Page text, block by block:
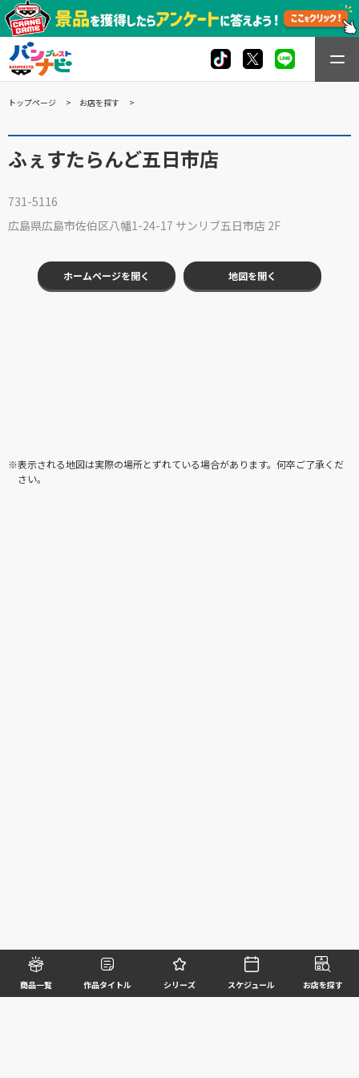
商品一覧 作品タイトル シリーズ スケジュール お店を探す
トップページ お店を探す
ふぇすたらんど五日市店
731-5116
広島県広島市佐伯区八幡1-24-17 サンリブ五日市店 2F
ホームページを開く 地図を開く
※表示される地図は実際の場所とずれている場合があります。何卒ご了承くだ
さい。